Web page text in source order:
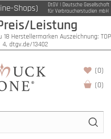
Shops)
DtGV | Deutsche Gesellschaft
für Verbraucherstudien mbH
Leistung
Herstellermarken Auszeichnung: TOP
4, dtgv.de/13402
(0)
(0)